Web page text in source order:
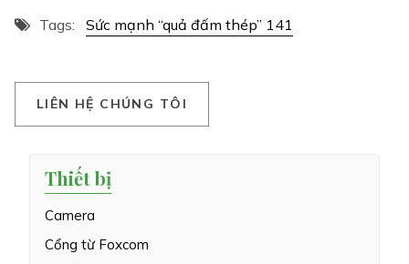
Tags: Sức mạnh “quả đấm thép” 141
LI ÊN HỆ C HÚN G TÔ I
Thiết bị
Camera
Cổng từ Foxcom